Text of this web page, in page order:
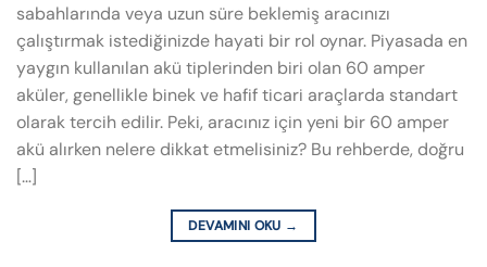
sabahlarında veya uzun süre beklemiş aracınızı
çalıştırmak istediğinizde hayati bir rol oynar. Piyasada en
yaygın kullanılan akü tiplerinden biri olan 60 amper
aküler, genellikle binek ve hafif ticari araçlarda standart
olarak tercih edilir. Peki, aracınız için yeni bir 60 amper
akü alırken nelere dikkat etmelisiniz? Bu rehberde, doğru
[…]
DEVAMINI OKU →